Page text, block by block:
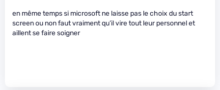
en même temps si microsoft ne laisse pas le choix du start
screen ou non faut vraiment qu’il vire tout leur personnel et
aillent se faire soigner